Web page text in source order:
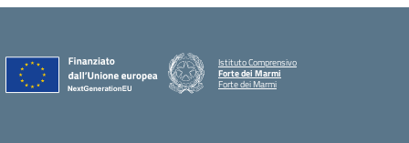
Istituto Comprensivo
Forte dei Marmi
Forte dei Marmi